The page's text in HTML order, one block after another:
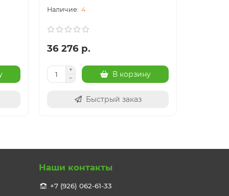
4
36 276 р.
В корзину
Быстрый заказ
Наши контакты
+7 (926) 062-61-33